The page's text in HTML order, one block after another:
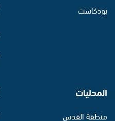
بودكاست
المحليات
منطقة القدس